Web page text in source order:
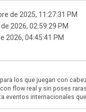
de 2025, 11:27:31 PM
2026, 02:59:29 PM
2026, 04:45:41 PM
los que juegan con
flow real y sin poses
eventos internacionales